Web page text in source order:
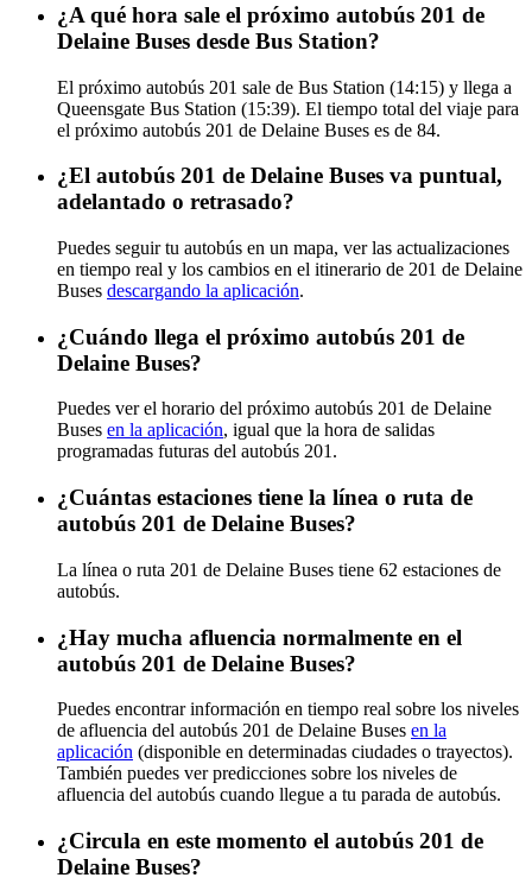
¿A qué hora sale el próximo autobús 201 de
Delaine Buses desde Bus Station?
El próximo autobús 201 sale de Bus Station (14:15) y llega a
Queensgate Bus Station (15:39). El tiempo total del viaje para
el próximo autobús 201 de Delaine Buses es de 84.
¿El autobús 201 de Delaine Buses va puntual,
adelantado o retrasado?
Puedes seguir tu autobús en un mapa, ver las actualizaciones
en tiempo real y los cambios en el itinerario de 201 de Delaine
Buses descargando la aplicación.
¿Cuándo llega el próximo autobús 201 de
Delaine Buses?
Puedes ver el horario del próximo autobús 201 de Delaine
Buses en la aplicación, igual que la hora de salidas
programadas futuras del autobús 201.
¿Cuántas estaciones tiene la línea o ruta de
autobús 201 de Delaine Buses?
La línea o ruta 201 de Delaine Buses tiene 62 estaciones de
autobús.
¿Hay mucha afluencia normalmente en el
autobús 201 de Delaine Buses?
Puedes encontrar información en tiempo real sobre los niveles
de afluencia del autobús 201 de Delaine Buses en la
aplicación (disponible en determinadas ciudades o trayectos).
También puedes ver predicciones sobre los niveles de
afluencia del autobús cuando llegue a tu parada de autobús.
¿Circula en este momento el autobús 201 de
Delaine Buses?